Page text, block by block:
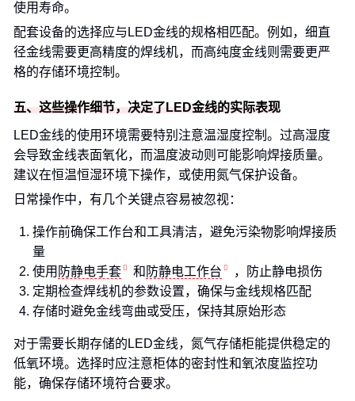
使用寿命。
配套设备的选择应与LED金线的规格相匹配。例如，细直
径金线需要更高精度的焊线机，而高纯度金线则需要更严
格的存储环境控制。
五、这些操作细节，决定了LED金线的实际表现
LED金线的使用环境需要特别注意温湿度控制。过高湿度
会导致金线表面氧化，而温度波动则可能影响焊接质量。
建议在恒温恒湿环境下操作，或使用氮气保护设备。
日常操作中，有几个关键点容易被忽视：
操作前确保工作台和工具清洁，避免污染物影响焊接质
量
使用 防静电手套 和 防静电工作台
，防止静电损伤
定期检查焊线机的参数设置，确保与金线规格匹配
存储时避免金线弯曲或受压，保持其原始形态
对于需要长期存储的LED金线，氮气存储柜能提供稳定的
低氧环境。选择时应注意柜体的密封性和氧浓度监控功
能，确保存储环境符合要求。